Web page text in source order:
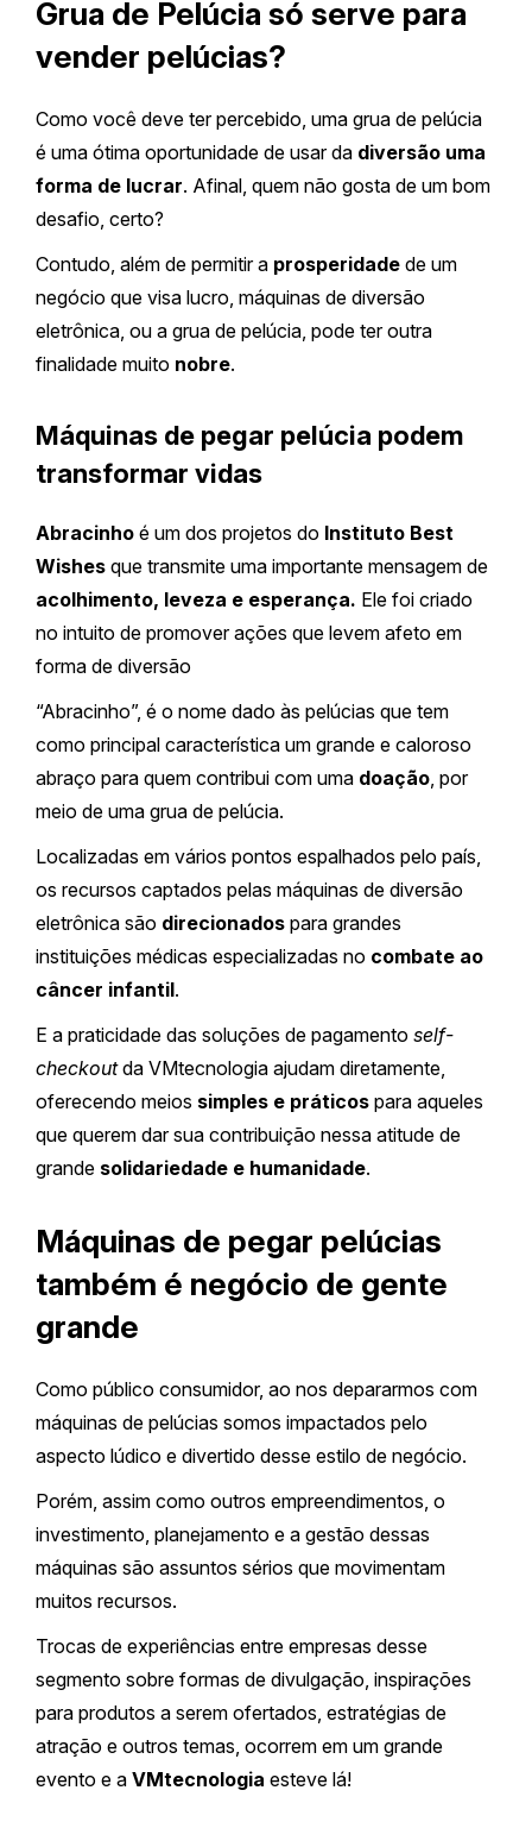
Grua de Pelúcia só serve para
vender pelúcias?
Como você deve ter percebido, uma grua de pelúcia
é uma ótima oportunidade de usar da diversão uma
forma de lucrar. Afinal, quem não gosta de um bom
desafio, certo?
Contudo, além de permitir a prosperidade de um
negócio que visa lucro, máquinas de diversão
eletrônica, ou a grua de pelúcia, pode ter outra
finalidade muito nobre.
Máquinas de pegar pelúcia podem
transformar vidas
Abracinho é um dos projetos do Instituto Best
Wishes que transmite uma importante mensagem de
acolhimento, leveza e esperança. Ele foi criado
no intuito de promover ações que levem afeto em
forma de diversão
“Abracinho”, é o nome dado às pelúcias que tem
como principal característica um grande e caloroso
abraço para quem contribui com uma doação, por
meio de uma grua de pelúcia.
Localizadas em vários pontos espalhados pelo país,
os recursos captados pelas máquinas de diversão
eletrônica são direcionados para grandes
instituições médicas especializadas no combate ao
câncer infantil.
E a praticidade das soluções de pagamento self-
checkoutda VMtecnologia ajudam diretamente,
oferecendo meios simples e práticos para aqueles
que querem dar sua contribuição nessa atitude de
grande solidariedade e humanidade.
Máquinas de pegar pelúcias
também é negócio de gente
grande
Como público consumidor, ao nos depararmos com
máquinas de pelúcias somos impactados pelo
aspecto lúdico e divertido desse estilo de negócio.
Porém, assim como outros empreendimentos, o
investimento, planejamento e a gestão dessas
máquinas são assuntos sérios que movimentam
muitos recursos.
Trocas de experiências entre empresas desse
segmento sobre formas de divulgação, inspirações
para produtos a serem ofertados, estratégias de
atração e outros temas, ocorrem em um grande
evento e a VMtecnologia esteve lá!